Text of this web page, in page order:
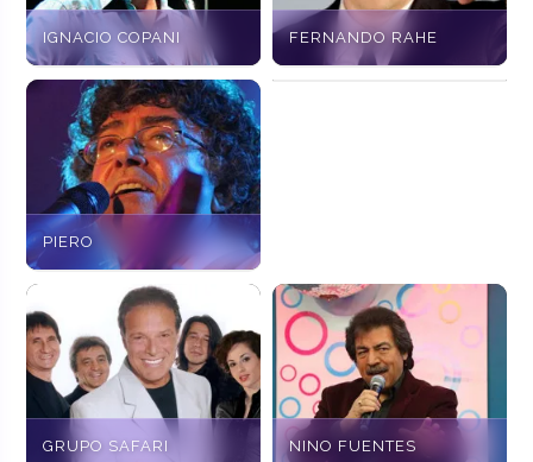
IGNACIO COPANI FERNANDO RAHE
PIERO
LOS LINCES
GRUPO SAFARI NINO FUENTES